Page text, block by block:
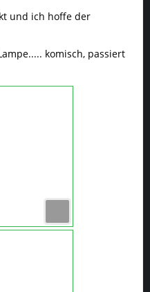
und ich hoffe der
komisch, passiert